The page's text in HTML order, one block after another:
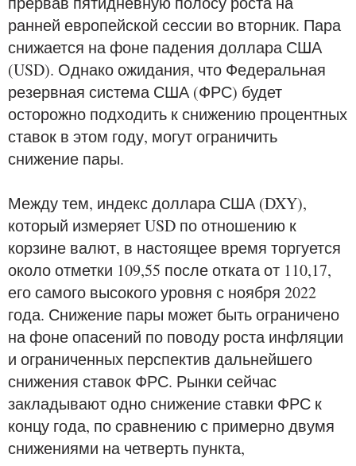
ранней европейской сессии во вторник. Пара
снижается на фоне падения доллара США
(USD). Однако ожидания, что Федеральная
резервная система США (ФРС) будет
осторожно подходить к снижению процентных
ставок в этом году, могут ограничить
снижение пары.
Между тем, индекс доллара США (DXY),
который измеряет USD по отношению к
корзине валют, в настоящее время торгуется
около отметки 109,55 после отката от 110,17,
его самого высокого уровня с ноября 2022
года. Снижение пары может быть ограничено
на фоне опасений по поводу роста инфляции
и ограниченных перспектив дальнейшего
снижения ставок ФРС. Рынки сейчас
закладывают одно снижение ставки ФРС к
концу года, по сравнению с примерно двумя
снижениями на четверть пункта,